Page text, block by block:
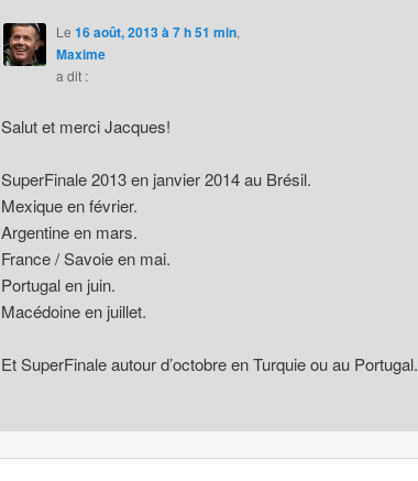
Le 16 août, 2013 à 7 h 51 min,
Maxime
a dit :
Salut et merci Jacques!
SuperFinale 2013 en janvier 2014 au Brésil.
Mexique en février.
Argentine en mars.
France / Savoie en mai.
Portugal en juin.
Macédoine en juillet.
Et SuperFinale autour d’octobre en Turquie ou au Portugal.